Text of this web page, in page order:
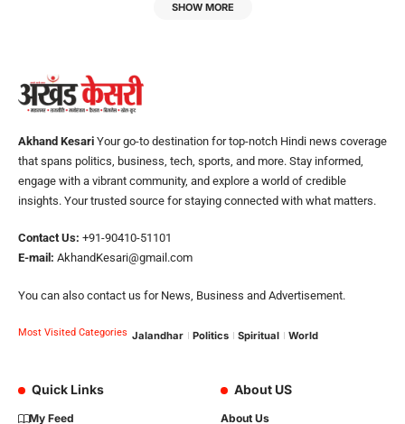
SHOW MORE
Akhand Kesari Your go-to destination for top-notch Hindi news coverage
that spans politics, business, tech, sports, and more. Stay informed,
engage with a vibrant community, and explore a world of credible
insights. Your trusted source for staying connected with what matters.
Contact Us: +91-90410-51101
E-mail: AkhandKesari@gmail.com
You can also contact us for News, Business and Advertisement.
Most Visited Categories Jalandhar Politics Spiritual World
Quick Links
My Feed
About US
About Us